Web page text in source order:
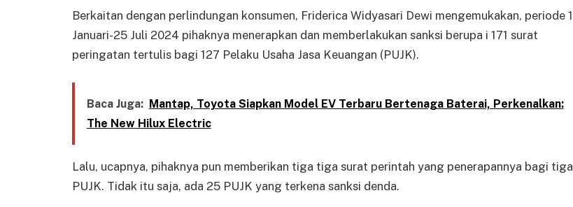
Berkaitan dengan perlindungan konsumen, Friderica Widyasari Dewi mengemukakan, periode 1
Januari-25 Juli 2024 pihaknya menerapkan dan memberlakukan sanksi berupa i 171 surat
peringatan tertulis bagi 127 Pelaku Usaha Jasa Keuangan (PUJK).
Baca Juga:
Mantap, Toyota Siapkan Model EV Terbaru Bertenaga Baterai, Perkenalkan:
The New Hilux Electric
Lalu, ucapnya, pihaknya pun memberikan tiga tiga surat perintah yang penerapannya bagi tiga
PUJK. Tidak itu saja, ada 25 PUJK yang terkena sanksi denda.